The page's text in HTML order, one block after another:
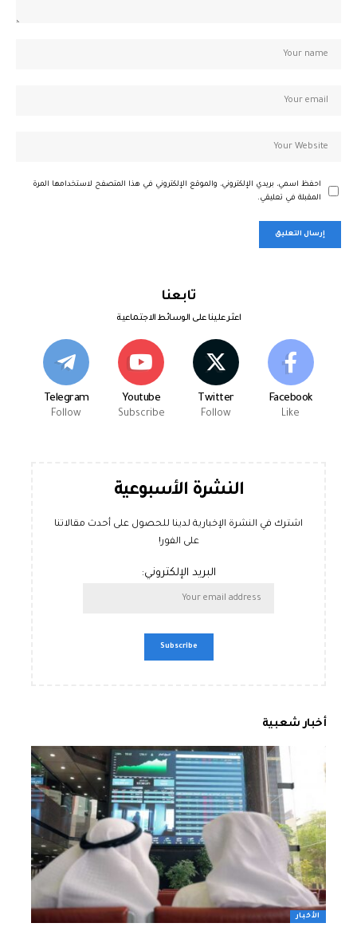
احفظ اسمي، بريدي الإلكتروني، والموقع الإلكتروني في هذا المتصفح لاستخدامها المرة
المقبلة في تعليقي.
تابعنا
اعثر علينا على الوسائط الاجتماعية
Facebook
Like
Twitter
Follow
Youtube
Subscribe
Telegram
Follow
النشرة الأسبوعية
اشترك في النشرة الإخبارية لدينا للحصول على أحدث مقالاتنا
على الفور!
البريد الإلكتروني:
أخبار شعبية
الأخبار